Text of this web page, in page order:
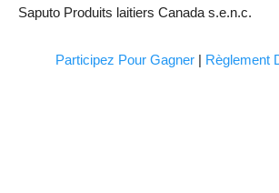
Saputo Produits laitiers Canada s.e.n.c.
Participez Pour Gagner| Règlement